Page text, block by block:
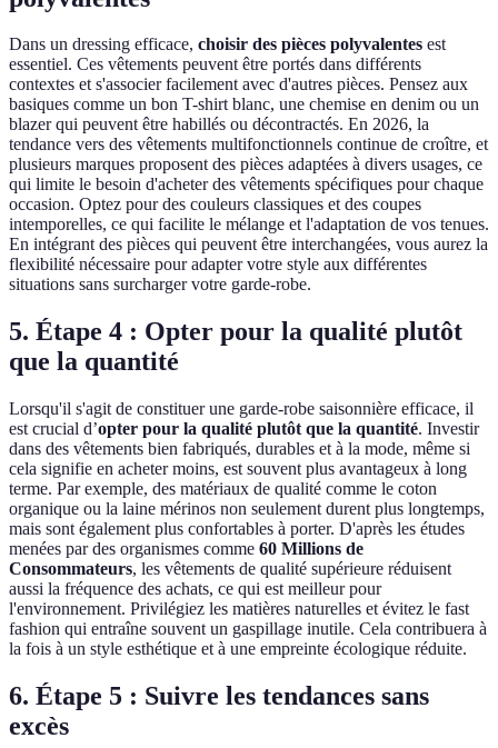
Dans un dressing efficace, choisir des pièces polyvalentes est
essentiel. Ces vêtements peuvent être portés dans différents
contextes et s'associer facilement avec d'autres pièces. Pensez aux
basiques comme un bon T-shirt blanc, une chemise en denim ou un
blazer qui peuvent être habillés ou décontractés. En 2026, la
tendance vers des vêtements multifonctionnels continue de croître, et
plusieurs marques proposent des pièces adaptées à divers usages, ce
qui limite le besoin d'acheter des vêtements spécifiques pour chaque
occasion. Optez pour des couleurs classiques et des coupes
intemporelles, ce qui facilite le mélange et l'adaptation de vos tenues.
En intégrant des pièces qui peuvent être interchangées, vous aurez la
flexibilité nécessaire pour adapter votre style aux différentes
situations sans surcharger votre garde-robe.
5. Étape 4 : Opter pour la qualité plutôt
que la quantité
Lorsqu'il s'agit de constituer une garde-robe saisonnière efficace, il
est crucial d’opter pour la qualité plutôt que la quantité. Investir
dans des vêtements bien fabriqués, durables et à la mode, même si
cela signifie en acheter moins, est souvent plus avantageux à long
terme. Par exemple, des matériaux de qualité comme le coton
organique ou la laine mérinos non seulement durent plus longtemps,
mais sont également plus confortables à porter. D'après les études
menées par des organismes comme 60 Millions de
Consommateurs, les vêtements de qualité supérieure réduisent
aussi la fréquence des achats, ce qui est meilleur pour
l'environnement. Privilégiez les matières naturelles et évitez le fast
fashion qui entraîne souvent un gaspillage inutile. Cela contribuera à
la fois à un style esthétique et à une empreinte écologique réduite.
6. Étape 5 : Suivre les tendances sans
excès